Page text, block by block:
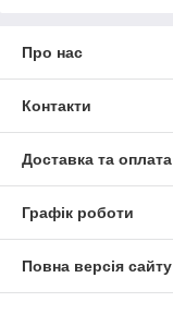
Про нас
Контакти
Доставка та оплата
Графік роботи
Повна версія сайту